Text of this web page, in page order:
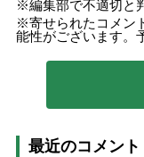
編集部で不適切と
寄せられたコメン
能性がございます。
最近のコメント